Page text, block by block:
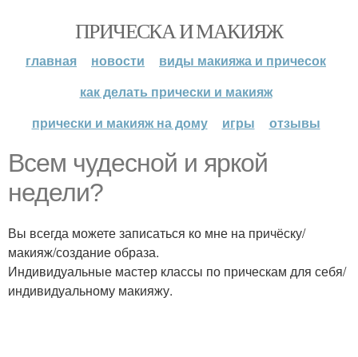
ПРИЧЕСКА И МАКИЯЖ
главная новости
виды макияжа и причесок
как делать прически и макияж
прически и макияж на дому
игры отзывы
Всем чудесной и яркой
недели?
Вы всегда можете записаться ко мне на причёску/
макияж/создание образа.
Индивидуальные мастер классы по прическам для себя/
индивидуальному макияжу.